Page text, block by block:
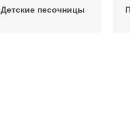
Детские песочницы